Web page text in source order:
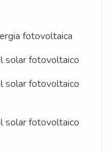
somado a
de
de entrega
carteira de
se explana
da venda à
na
fotovoltaica.
fotovoltaica
solar fotovoltaico
solar fotovoltaico
solar fotovoltaico